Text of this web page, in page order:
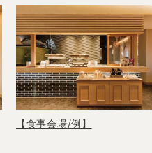
【食事会場/例】